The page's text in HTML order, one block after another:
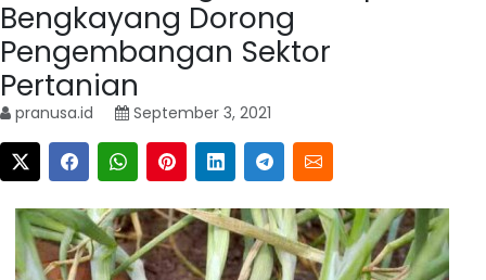
Bengkayang Dorong
Pengembangan Sektor
Pertanian
pranusa.id September 3, 2021